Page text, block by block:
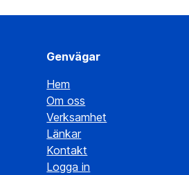
Genvägar
Hem
Om oss
Verksamhet
Länkar
Kontakt
Logga in